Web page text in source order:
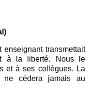
enseignant transmettait
à la liberté. Nous le
et à ses collègues. La
ne cédera jamais au